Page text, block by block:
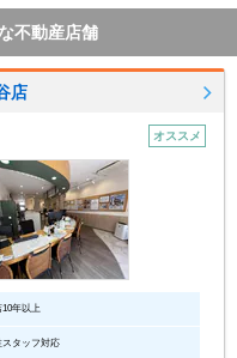
不動産店舗
店
オススメ
10年以上
スタッフ対応